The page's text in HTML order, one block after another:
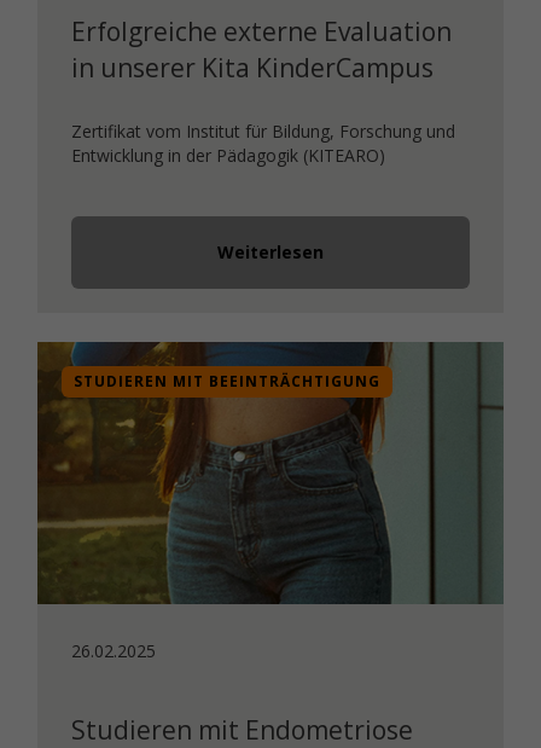
Erfolgreiche externe Evaluation
in unserer Kita KinderCampus
Zertifikat vom Institut für Bildung, Forschung und
Entwicklung in der Pädagogik (KITEARO)
Weiterlesen
STUDIEREN MIT BEEINTRÄCHTIGUNG
26.02.2025
Studieren mit Endometriose